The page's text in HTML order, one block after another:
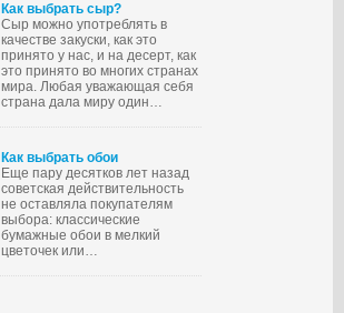
Как выбрать сыр?
Сыр можно употреблять в
качестве закуски, как это
принято у нас, и на десерт, как
это принято во многих странах
мира. Любая уважающая себя
страна дала миру один…
Как выбрать обои
Еще пару десятков лет назад
советская действительность
не оставляла покупателям
выбора: классические
бумажные обои в мелкий
цветочек или…